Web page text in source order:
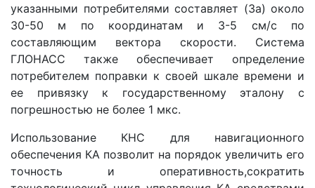
указанными потребителями составляет (3а) около
30-50 м по координатам и 3-5 см/с по
составляющим вектора скорости. Система
ГЛОНАСС также обеспечивает определение
потребителем поправки к своей шкале времени и
ее привязку к государственному эталону с
погрешностью не более 1 мкс.
Использование КНС для навигационного
обеспечения КА позволит на порядок увеличить его
точность и оперативность,сократить